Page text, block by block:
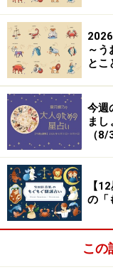
～
とこ
今週
まし
（8/
【
の「
この